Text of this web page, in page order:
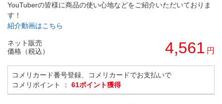
YouTuberの皆様に商品の使い心地などをご紹介いただいておりま
す！
紹介動画はこちら
ネット販売
価格（税込）
4,561 円
コメリカード番号登録、コメリカードでお支払いで
コメリポイント ： 61ポイント獲得